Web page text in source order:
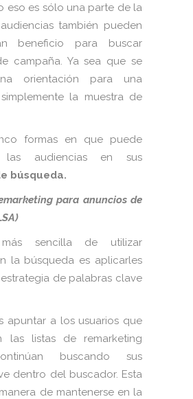
eso es sólo una parte de la
también pueden
beneficio para buscar
campaña. Ya sea que se
orientación para una
la muestra de
formas en que puede
las audiencias en sus
búsqueda.
para anuncios de
sencilla de utilizar
la búsqueda es aplicarles
de palabras clave
apuntar a los usuarios que
las listas de remarketing
buscando sus
dentro del buscador. Esta
de mantenerse en la